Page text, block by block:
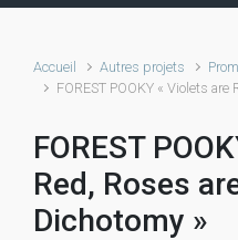
Accueil Autres projets
FOREST POOKY « Violets
FOREST
Red, Roses
Dichotomy »